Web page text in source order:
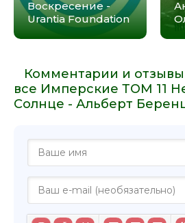
Воскресение -
Urantia Foundation
Комментарии и отзывы
все Имперские ТОМ 11
Солнце - Альберт